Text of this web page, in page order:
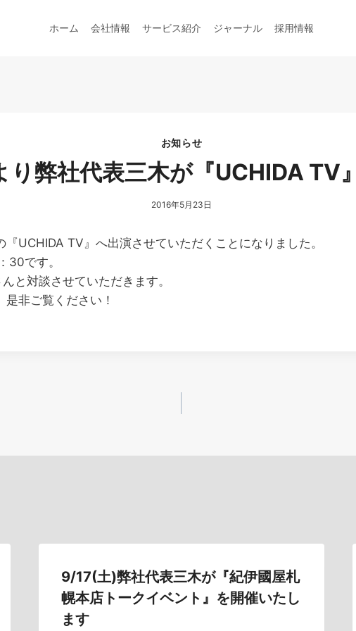
ホーム 会社情報 サービス紹介 ジャーナル 採用情報
お知らせ
弊社代表三木が『UCHIDA TV
2016年5月23日
UCHIDA TV』へ出演させていただくことになりました。
30です。
と対談させていただきます。
非ご覧ください！
9/17(土)弊社代表三木が『紀伊國屋札
幌本店トークイベント』を開催いたし
ます